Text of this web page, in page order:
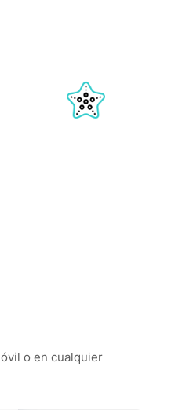
o en cualquier